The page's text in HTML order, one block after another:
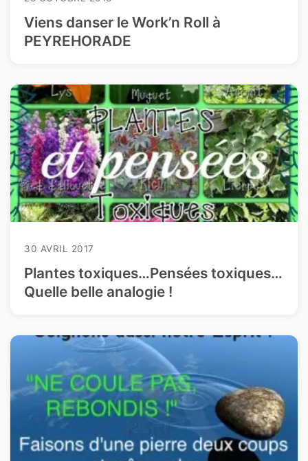
Viens danser le Work’n Roll à
PEYREHORADE
30 AVRIL 2017
Plantes toxiques…Pensées toxiques…
Quelle belle analogie !